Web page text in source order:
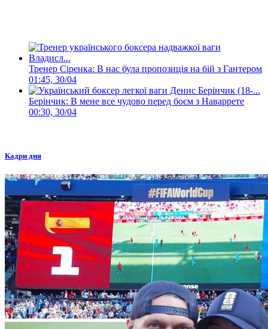
Тренер Сіренка: В нас була пропозиція на бій з Гантером
01:45, 30/04
Берінчик: В мене все чудово перед боєм з Наваррете
00:30, 30/04
Кадри дня